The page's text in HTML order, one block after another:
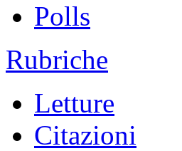
Polls
Rubriche
Letture
Citazioni